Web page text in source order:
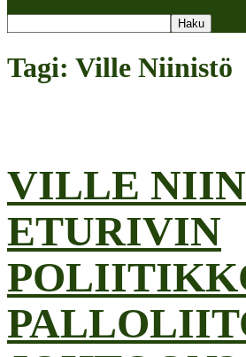
Tagi: Ville Niinistö
VILLE
ETURIVIN